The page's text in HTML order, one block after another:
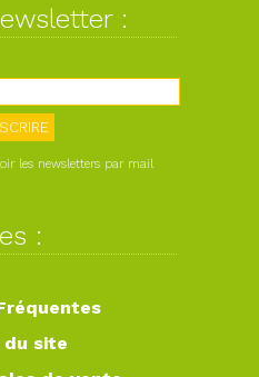
:
les newsletters par mail
:
du site